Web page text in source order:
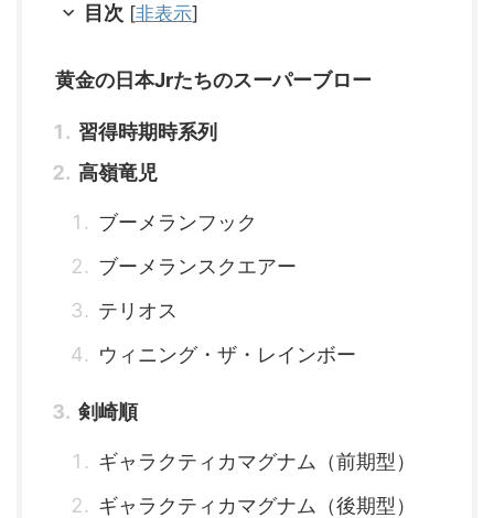
目次 [非表示]
黄金の日本Jrたちのスーパーブロー
習得時期時系列
高嶺竜児
ブーメランフック
ブーメランスクエアー
テリオス
ウィニング・ザ・レインボー
剣崎順
ギャラクティカマグナム（前期型）
ギャラクティカマグナム（後期型）